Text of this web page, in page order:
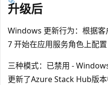
升级后
Windows 更新行为：根据
7 开始在应用服务角色上配
三种模式：已禁用 -
更新了Azure Stack Hub版